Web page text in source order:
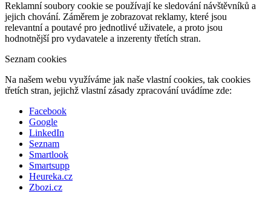
Reklamní soubory cookie se používají ke sledování návštěvníků a
jejich chování. Záměrem je zobrazovat reklamy, které jsou
relevantní a poutavé pro jednotlivé uživatele, a proto jsou
hodnotnější pro vydavatele a inzerenty třetích stran.
Seznam cookies
Na našem webu využíváme jak naše vlastní cookies, tak cookies
třetích stran, jejichž vlastní zásady zpracování uvádíme zde:
Facebook
Google
LinkedIn
Seznam
Smartlook
Smartsupp
Heureka.cz
Zbozi.cz